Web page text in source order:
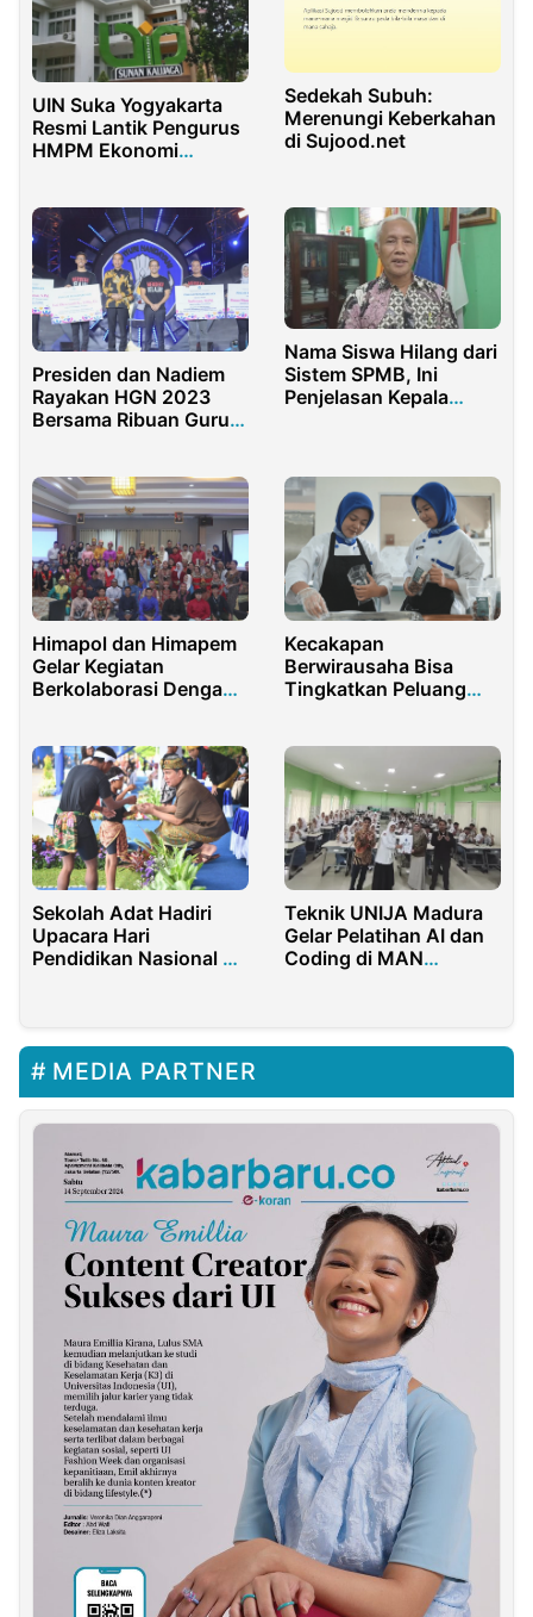
UIN Suka Yogyakarta
Resmi Lantik Pengurus
HMPM Ekonomi
Sedekah Subuh:
Merenungi Keberkahan
di Sujood.net
Presiden dan Nadiem
Rayakan HGN 2023
Bersama Ribuan Guru
Nama Siswa Hilang dari
Sistem SPMB, Ini
Penjelasan Kepala
Himapol dan Himapem
Gelar Kegiatan
Berkolaborasi Dengan
Kecakapan
Berwirausaha Bisa
Tingkatkan Peluang
Sekolah Adat Hadiri
Upacara Hari
Pendidikan Nasional di
Teknik UNIJA Madura
Gelar Pelatihan AI dan
Coding di MAN
MEDIA PARTNER